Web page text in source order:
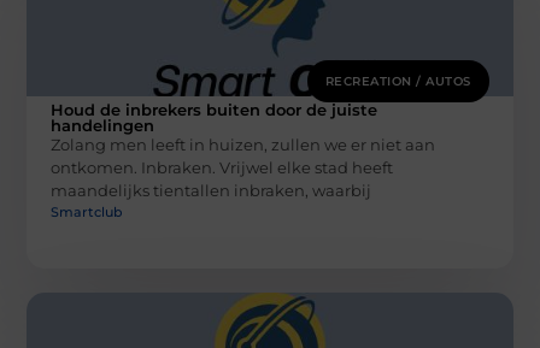
RECREATION / AUTOS
Houd de inbrekers buiten door de juiste
handelingen
Zolang men leeft in huizen, zullen we er niet aan
ontkomen. Inbraken. Vrijwel elke stad heeft
maandelijks tientallen inbraken, waarbij
Smartclub